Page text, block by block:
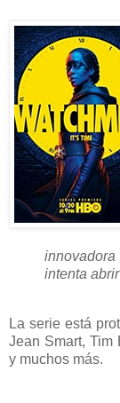
intenta
La serie está
Jean Smart, Tim
y muchos más.